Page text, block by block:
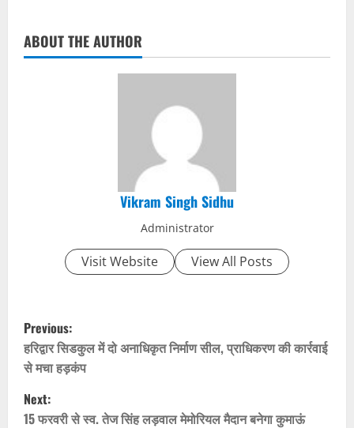
ABOUT THE AUTHOR
Vikram Singh Sidhu
Administrator
Visit Website View All Posts
P
o
s
Previous:
हरिद्वार सिडकुल में दो अनाधिकृत निर्माण सील, प्राधिकरण की कार्रवाई
से मचा हड़कंप
Next:
15 फरवरी से स्व. तेज सिंह लड़वाल मेमोरियल मैदान बनेगा कुमाऊं